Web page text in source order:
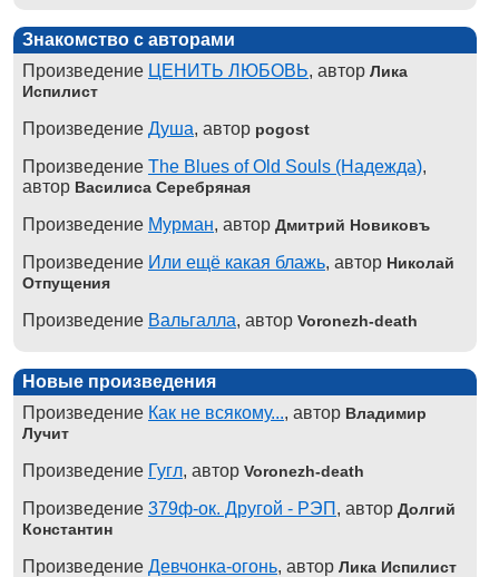
Знакомство с авторами
Произведение ЦЕНИТЬ ЛЮБОВЬ, автор Лика
Испилист
Произведение Душа, автор pogost
Произведение The Blues of Old Souls (Надежда),
автор Василиса Серебряная
Произведение Мурман, автор Дмитрий Новиковъ
Произведение Или ещё какая блажь, автор Николай
Отпущения
Произведение Вальгалла, автор Voronezh-death
Новые произведения
Произведение Как не всякому..., автор Владимир
Лучит
Произведение Гугл, автор Voronezh-death
Произведение 379ф-ок. Другой - РЭП , автор Долгий
Константин
Произведение Девчонка-огонь, автор Лика Испилист